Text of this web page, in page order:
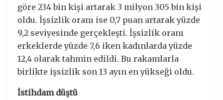
göre 234 bin kişi artarak 3 milyon 305 bin kişi
oldu. İşsizlik oranı ise 0,7 puan artarak yüzde
9,2 seviyesinde gerçekleşti. İşsizlik oranı
erkeklerde yüzde 7,6 iken kadınlarda yüzde
12,4 olarak tahmin edildi. Bu rakamlarla
birlikte işsizlik son 13 ayın en yükseği oldu.
İstihdam düştü